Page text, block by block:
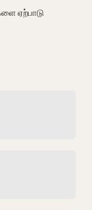
ஏற்பாடு